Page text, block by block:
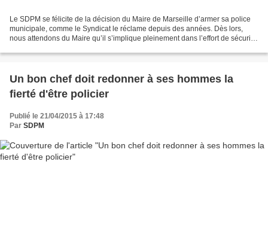
Le SDPM se félicite de la décision du Maire de Marseille d’armer sa police
municipale, comme le Syndicat le réclame depuis des années. Dès lors,
nous attendons du Maire qu’il s’implique pleinement dans l’effort de sécurité,
Un bon chef doit redonner à ses hommes la
fierté d'être policier
Publié le 21/04/2015 à 17:48
Par SDPM